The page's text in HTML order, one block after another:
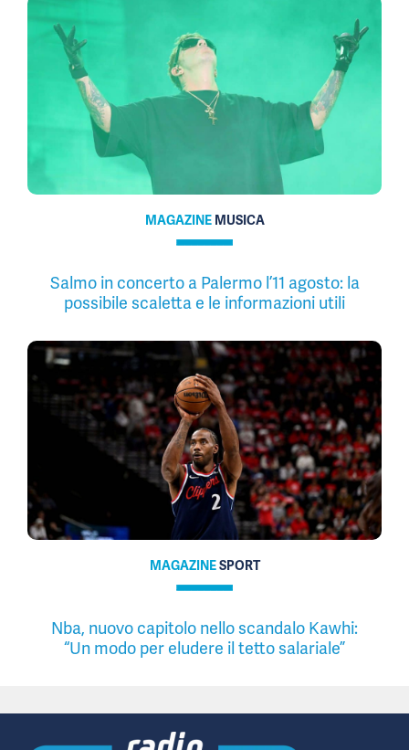
MAGAZINE MUSICA
Salmo in concerto a Palermo l’11 agosto: la
possibile scaletta e le informazioni utili
MAGAZINESPORT
Nba, nuovo capitolo nello scandalo Kawhi:
“Un modo per eludere il tetto salariale”